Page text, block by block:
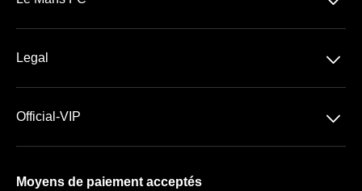
Legal 􀆈
Official-VIP 􀆈
Moyens de paiement acceptés